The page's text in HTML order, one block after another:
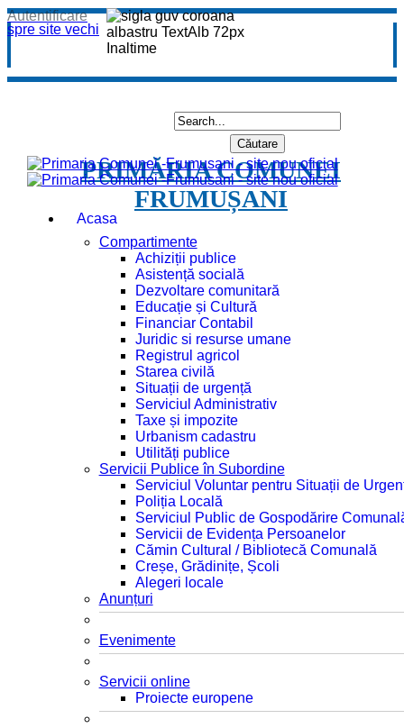
spre site vechi
Autentificare
PRIMĂRIA COMUNEI
FRUMUȘANI
Acasa
Compartimente
Achiziții publice
Asistență socială
Dezvoltare comunitară
Educație și Cultură
Financiar Contabil
Juridic si resurse umane
Registrul agricol
Starea civilă
Situații de urgență
Serviciul Administrativ
Taxe și impozite
Urbanism cadastru
Utilități publice
Servicii Publice în Subordine
Serviciul Voluntar pentru Situații de
Poliția Locală
Serviciul Public de Gospodărire
Servicii de Evidența Persoanelor
Cămin Cultural / Bibliotecă Comunală
Creșe, Grădinițe, Școli
Alegeri locale
Anunțuri
Evenimente
Servicii online
Proiecte europene